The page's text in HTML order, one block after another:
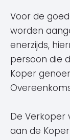
Voor de
worden
enerzijds,
persoon die
Koper
De Verkoper
aan de